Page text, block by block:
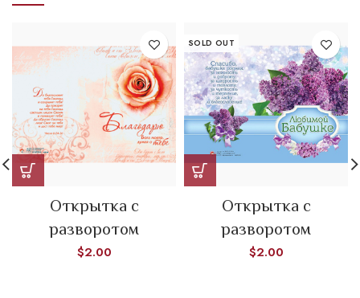
Открытка с
разворотом
$2.00
SOLD OUT
Открытка с
разворотом
$2.00